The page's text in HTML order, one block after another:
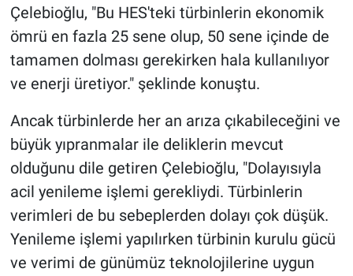
Çelebioğlu, "Bu HES'teki türbinlerin ekonomik
ömrü en fazla 25 sene olup, 50 sene içinde de
tamamen dolması gerekirken hala kullanılıyor
ve enerji üretiyor." şeklinde konuştu.
Ancak türbinlerde her an arıza çıkabileceğini ve
büyük yıpranmalar ile deliklerin mevcut
olduğunu dile getiren Çelebioğlu, "Dolayısıyla
acil yenileme işlemi gerekliydi. Türbinlerin
verimleri de bu sebeplerden dolayı çok düşük.
Yenileme işlemi yapılırken türbinin kurulu gücü
ve verimi de günümüz teknolojilerine uygun